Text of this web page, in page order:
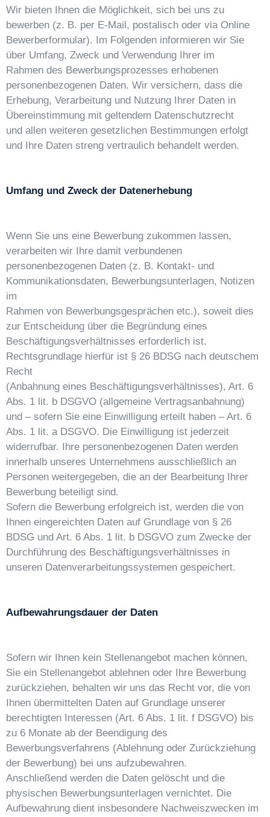
Wir bieten Ihnen die Möglichkeit, sich bei uns zu
bewerben (z. B. per E-Mail, postalisch oder via Online
Bewerberformular). Im Folgenden informieren wir Sie
über Umfang, Zweck und Verwendung Ihrer im
Rahmen des Bewerbungsprozesses erhobenen
personenbezogenen Daten. Wir versichern, dass die
Erhebung, Verarbeitung und Nutzung Ihrer Daten in
Übereinstimmung mit geltendem Datenschutzrecht
und allen weiteren gesetzlichen Bestimmungen erfolgt
und Ihre Daten streng vertraulich behandelt werden.
Umfang und Zweck der Datenerhebung
Wenn Sie uns eine Bewerbung zukommen lassen,
verarbeiten wir Ihre damit verbundenen
personenbezogenen Daten (z. B. Kontakt- und
Kommunikationsdaten, Bewerbungsunterlagen, Notizen
im
Rahmen von Bewerbungsgesprächen etc.), soweit dies
zur Entscheidung über die Begründung eines
Beschäftigungsverhältnisses erforderlich ist.
Rechtsgrundlage hierfür ist § 26 BDSG nach deutschem
Recht
(Anbahnung eines Beschäftigungsverhältnisses), Art. 6
Abs. 1 lit. b DSGVO (allgemeine Vertragsanbahnung)
und – sofern Sie eine Einwilligung erteilt haben – Art. 6
Abs. 1 lit. a DSGVO. Die Einwilligung ist jederzeit
widerrufbar. Ihre personenbezogenen Daten werden
innerhalb unseres Unternehmens ausschließlich an
Personen weitergegeben, die an der Bearbeitung Ihrer
Bewerbung beteiligt sind.
Sofern die Bewerbung erfolgreich ist, werden die von
Ihnen eingereichten Daten auf Grundlage von § 26
BDSG und Art. 6 Abs. 1 lit. b DSGVO zum Zwecke der
Durchführung des Beschäftigungsverhältnisses in
unseren Datenverarbeitungssystemen gespeichert.
Aufbewahrungsdauer der Daten
Sofern wir Ihnen kein Stellenangebot machen können,
Sie ein Stellenangebot ablehnen oder Ihre Bewerbung
zurückziehen, behalten wir uns das Recht vor, die von
Ihnen übermittelten Daten auf Grundlage unserer
berechtigten Interessen (Art. 6 Abs. 1 lit. f DSGVO) bis
zu 6 Monate ab der Beendigung des
Bewerbungsverfahrens (Ablehnung oder Zurückziehung
der Bewerbung) bei uns aufzubewahren.
Anschließend werden die Daten gelöscht und die
physischen Bewerbungsunterlagen vernichtet. Die
Aufbewahrung dient insbesondere Nachweiszwecken im